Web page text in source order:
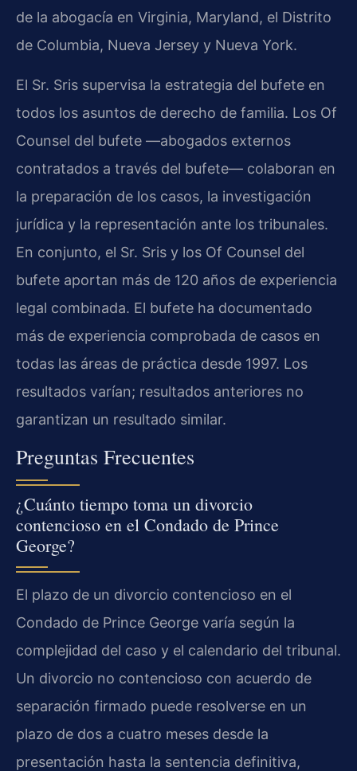
de la abogacía en Virginia, Maryland, el Distrito
de Columbia, Nueva Jersey y Nueva York.
El Sr. Sris supervisa la estrategia del bufete en
todos los asuntos de derecho de familia. Los Of
Counsel del bufete —abogados externos
contratados a través del bufete— colaboran en
la preparación de los casos, la investigación
jurídica y la representación ante los tribunales.
En conjunto, el Sr. Sris y los Of Counsel del
bufete aportan más de 120 años de experiencia
legal combinada. El bufete ha documentado
más de experiencia comprobada de casos en
todas las áreas de práctica desde 1997. Los
resultados varían; resultados anteriores no
garantizan un resultado similar.
Preguntas Frecuentes
¿Cuánto tiempo toma un divorcio
contencioso en el Condado de Prince
George?
El plazo de un divorcio contencioso en el
Condado de Prince George varía según la
complejidad del caso y el calendario del tribunal.
Un divorcio no contencioso con acuerdo de
separación firmado puede resolverse en un
plazo de dos a cuatro meses desde la
presentación hasta la sentencia definitiva,